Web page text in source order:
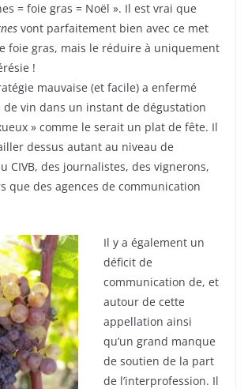
= foie gras = Noël ». Il est vrai que
vont parfaitement bien avec ce met
foie gras, mais le réduire à uniquement
!
mauvaise (et facile) a enfermé
de vin dans un instant de dégustation
» comme le serait un plat de fête. Il
dessus autant au niveau de
CIVB, des journalistes, des vignerons,
que des agences de communication
Il y a également un
déficit de
communication de, et
autour de cette
appellation ainsi
qu’un grand manque
de soutien de la part
de l’interprofession. Il